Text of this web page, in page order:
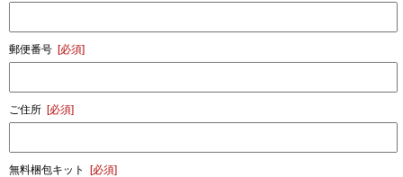
郵便番号 [必須]
ご住所 [必須]
無料梱包キット [必須]